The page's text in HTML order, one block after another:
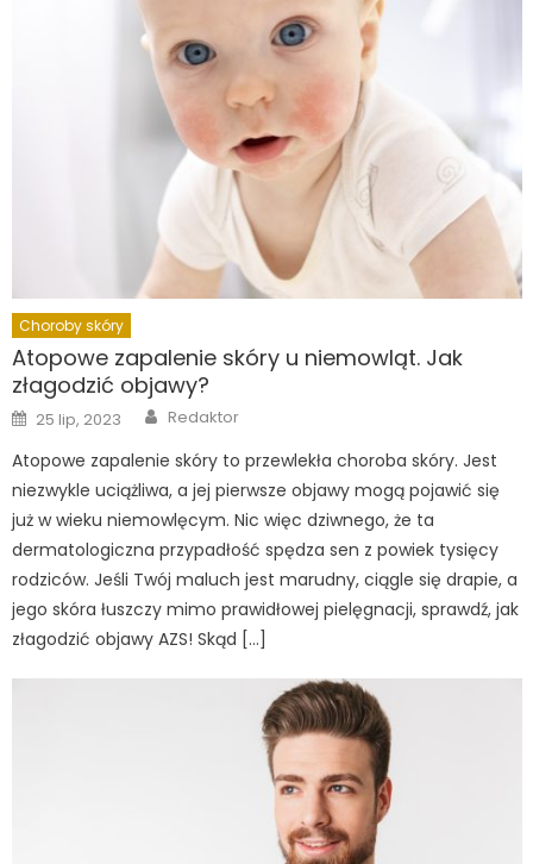
Choroby skóry
Atopowe zapalenie skóry u niemowląt. Jak
złagodzić objawy?
Posted
on
25 lip, 2023 Author
Redaktor
Atopowe zapalenie skóry to przewlekła choroba skóry. Jest
niezwykle uciążliwa, a jej pierwsze objawy mogą pojawić się
już w wieku niemowlęcym. Nic więc dziwnego, że ta
dermatologiczna przypadłość spędza sen z powiek tysięcy
rodziców. Jeśli Twój maluch jest marudny, ciągle się drapie, a
jego skóra łuszczy mimo prawidłowej pielęgnacji, sprawdź, jak
złagodzić objawy AZS! Skąd […]